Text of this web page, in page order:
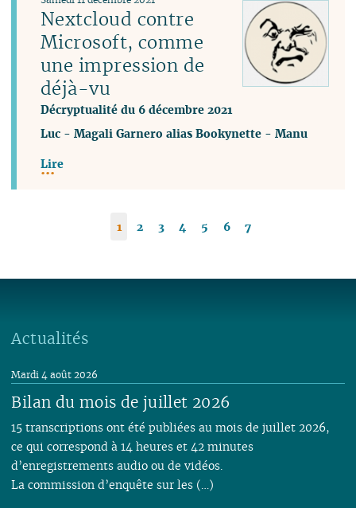
Nextcloud contre
Microsoft, comme
une impression de
déjà-vu
Décryptualité du 6 décembre 2021
Luc -Magali Garnero alias Bookynette -Manu
Lire
1 2 3 4 5 6 7
Actualités
Bilan du mois de juillet 2026
Mardi 4 août 2026
15 transcriptions ont été publiées au mois de juillet 2026,
ce qui correspond à 14 heures et 42 minutes
d’enregistrements audio ou de vidéos.
La commission d’enquête sur les (…)